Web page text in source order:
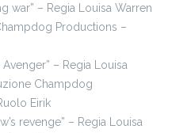
war” – Regia Louisa Warren
Productions –
– Regia Louisa
Champdog
Eirik
revenge” – Regia Louisa